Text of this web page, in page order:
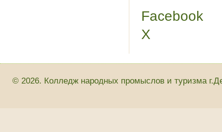
Facebook
X
© 2026. Колледж народных промыслов и туризма